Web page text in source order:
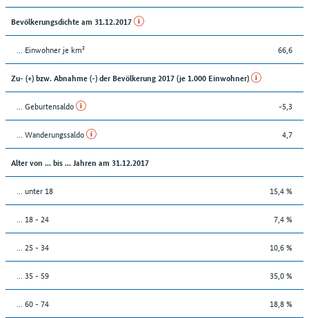
Bevölkerungsdichte am 31.12.2017
... Einwohner je km² 66,6
Zu- (+) bzw. Abnahme (-) der Bevölkerung 2017 (je 1.000 Einwohner)
... Geburtensaldo -5,3
... Wanderungssaldo 4,7
Alter von ... bis ... Jahren am 31.12.2017
... unter 18 15,4 %
... 18 - 24 7,4 %
... 25 - 34 10,6 %
... 35 - 59 35,0 %
... 60 - 74 18,8 %